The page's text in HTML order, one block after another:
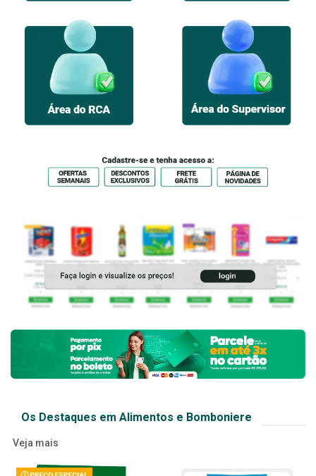
Os Destaques em Alimentos e Bomboniere
Veja mais